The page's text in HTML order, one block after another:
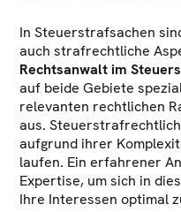
In Steuerstrafsachen
auch strafrechtliche
Rechtsanwalt im
auf beide Gebiete
relevanten rechtlichen
aus.
aufgrund ihrer
laufen. Ein erfahrener
Expertise, um sich in
Ihre Interessen optimal